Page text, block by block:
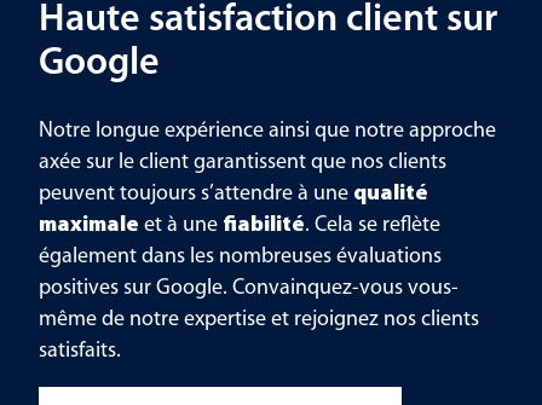
Haute satisfaction client sur
Google
Notre longue expérience ainsi que notre approche
axée sur le client garantissent que nos clients
peuvent toujours s’attendre à une qualité
maximale et à une fiabilité. Cela se reflète
également dans les nombreuses évaluations
positives sur Google. Convainquez-vous vous-
même de notre expertise et rejoignez nos clients
satisfaits.